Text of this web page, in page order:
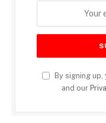
By signing
and our